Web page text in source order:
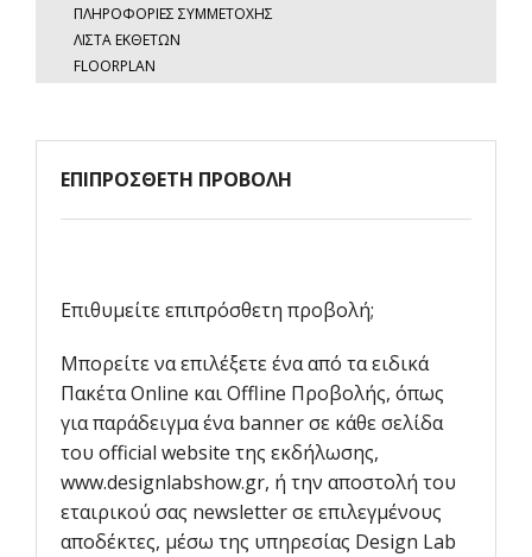
ΠΛΗΡΟΦΟΡΙΕΣ ΣΥΜΜΕΤΟΧΗΣ
ΛΙΣΤΑ ΕΚΘΕΤΩΝ
FLOORPLAN
ΕΠΙΠΡΟΣΘΕΤΗ ΠΡΟΒΟΛΗ
Επιθυμείτε επιπρόσθετη προβολή;
Μπορείτε να επιλέξετε ένα από τα ειδικά
Πακέτα Online και Offline Προβολής, όπως
για παράδειγμα ένα banner σε κάθε σελίδα
του official website της εκδήλωσης,
www.designlabshow.gr, ή την αποστολή του
εταιρικού σας newsletter σε επιλεγμένους
αποδέκτες, μέσω της υπηρεσίας Design Lab